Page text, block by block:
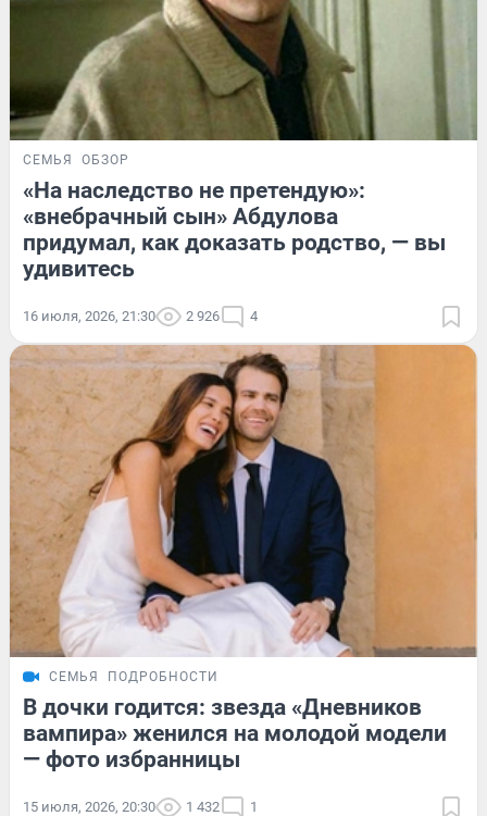
СЕМЬЯ ОБЗОР
«На наследство не претендую»:
«внебрачный сын» Абдулова
придумал, как доказать родство, — вы
удивитесь
16 июля, 2026, 21:30 2 926 4
СЕМЬЯ ПОДРОБНОСТИ
В дочки годится: звезда «Дневников
вампира» женился на молодой модели
— фото избранницы
15 июля, 2026, 20:30 1 432 1